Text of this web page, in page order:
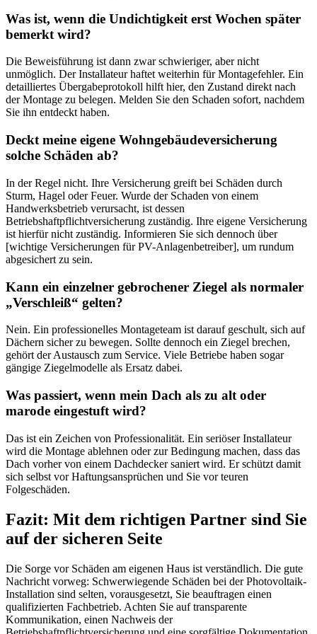
Was ist, wenn die Undichtigkeit erst Wochen später
bemerkt wird?
Die Beweisführung ist dann zwar schwieriger, aber nicht
unmöglich. Der Installateur haftet weiterhin für Montagefehler. Ein
detailliertes Übergabeprotokoll hilft hier, den Zustand direkt nach
der Montage zu belegen. Melden Sie den Schaden sofort, nachdem
Sie ihn entdeckt haben.
Deckt meine eigene Wohngebäudeversicherung
solche Schäden ab?
In der Regel nicht. Ihre Versicherung greift bei Schäden durch
Sturm, Hagel oder Feuer. Wurde der Schaden von einem
Handwerksbetrieb verursacht, ist dessen
Betriebshaftpflichtversicherung zuständig. Ihre eigene Versicherung
ist hierfür nicht zuständig. Informieren Sie sich dennoch über
[wichtige Versicherungen für PV-Anlagenbetreiber], um rundum
abgesichert zu sein.
Kann ein einzelner gebrochener Ziegel als normaler
„Verschleiß“ gelten?
Nein. Ein professionelles Montageteam ist darauf geschult, sich auf
Dächern sicher zu bewegen. Sollte dennoch ein Ziegel brechen,
gehört der Austausch zum Service. Viele Betriebe haben sogar
gängige Ziegelmodelle als Ersatz dabei.
Was passiert, wenn mein Dach als zu alt oder
marode eingestuft wird?
Das ist ein Zeichen von Professionalität. Ein seriöser Installateur
wird die Montage ablehnen oder zur Bedingung machen, dass das
Dach vorher von einem Dachdecker saniert wird. Er schützt damit
sich selbst vor Haftungsansprüchen und Sie vor teuren
Folgeschäden.
Fazit: Mit dem richtigen Partner sind Sie
auf der sicheren Seite
Die Sorge vor Schäden am eigenen Haus ist verständlich. Die gute
Nachricht vorweg: Schwerwiegende Schäden bei der Photovoltaik-
Installation sind selten, vorausgesetzt, Sie beauftragen einen
qualifizierten Fachbetrieb. Achten Sie auf transparente
Kommunikation, einen Nachweis der